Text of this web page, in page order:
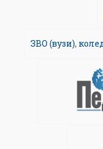
ЗВО (вузи),